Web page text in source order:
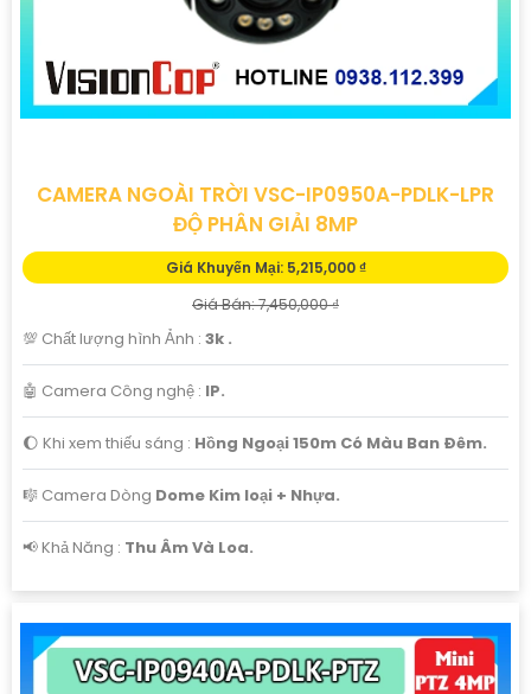
CAMERA NGOÀI TRỜI VSC-IP0950A-PDLK-LPR
ĐỘ PHÂN GIẢI 8MP
Giá Khuyến Mại: 5,215,000 ₫
Giá Bán: 7,450,000 ₫
💯 Chất lượng hình Ảnh : 3k .
🤖️ Camera Công nghệ : IP.
🌔 Khi xem thiếu sáng : Hồng Ngoại 150m Có Màu Ban Ðêm.
🎼️ Camera Dòng Dome Kim loại + Nhựa.
️📢 Khả Năng : Thu Âm Và Loa.